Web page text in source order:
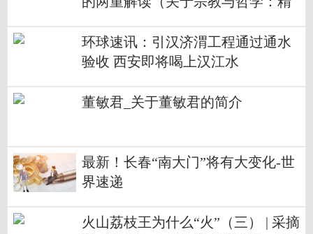
绍）
环球速讯：引汉济渭工程通过通水
验收 西安即将喝上汉江水
董敏君_关于董敏君的简介
最新！长春“南大门”将有大变化-世
界速递
火山荔枝王为什么“火”（三） | 采摘